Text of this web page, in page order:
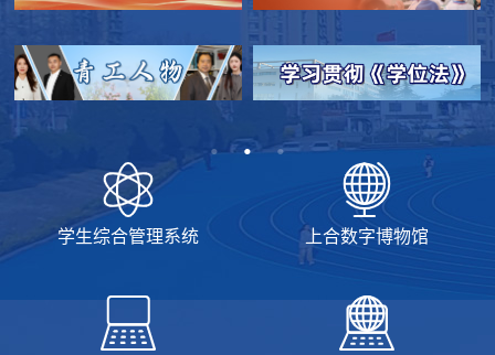
学生综合管理系统 上合数字博物馆